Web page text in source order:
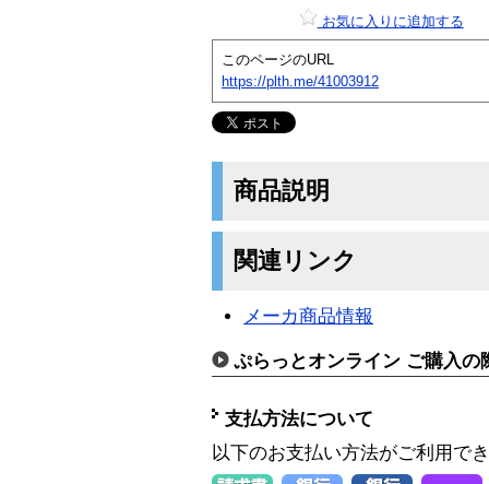
お気に入りに追加する
このページのURL
https://plth.me/41003912
商品説明
関連リンク
メーカ商品情報
ぷらっとオンライン ご購入の
支払方法について
以下のお支払い方法がご利用で